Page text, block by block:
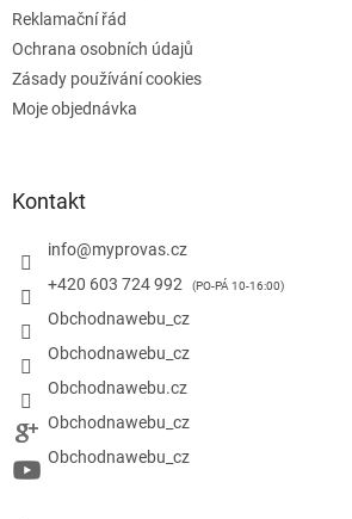
Reklamační řád
Ochrana osobních údajů
Zásady používání cookies
Moje objednávka
Kontakt
info@myprovas.cz
+420 603 724 992
Obchodnawebu_cz
Obchodnawebu_cz
Obchodnawebu.cz
Obchodnawebu_cz
Obchodnawebu_cz